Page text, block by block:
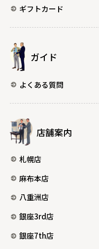
ギフトカード
ガイド
よくある質問
店舗案内
札幌店
麻布本店
八重洲店
銀座3rd店
銀座7th店